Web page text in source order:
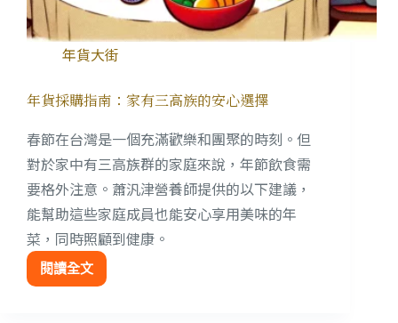
年貨大街
年貨採購指南：家有三高族的安心選擇
春節在台灣是一個充滿歡樂和團聚的時刻。但
對於家中有三高族群的家庭來說，年節飲食需
要格外注意。蕭汎津營養師提供的以下建議，
能幫助這些家庭成員也能安心享用美味的年
菜，同時照顧到健康。
閱讀全文